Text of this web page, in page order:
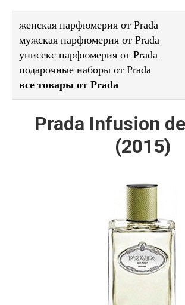
женская парфюмерия от Prada
мужская парфюмерия от Prada
унисекс парфюмерия от Prada
подарочные наборы от Prada
все товары от Prada
Prada Infusion
(2015)